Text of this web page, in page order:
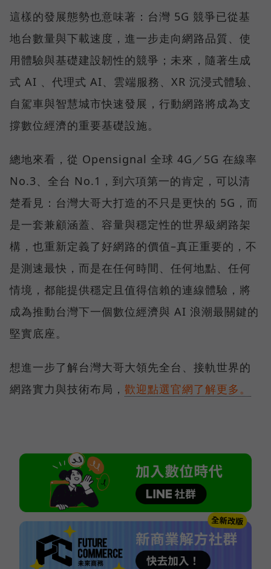
這樣的發展態勢也意味著：台灣 5G 競爭已從基
地台數量與下載速度，進一步走向網路品質、使
用體驗與基礎建設韌性的競爭；未來，隨著生成
式 AI 、代理式 AI、雲端服務、XR 沉浸式體驗、
自駕車與智慧城市快速發展，行動網路將成為支
撐數位經濟的重要基礎設施。
總地來看，從 Opensignal 全球 4G／5G 在線率
No.3、全台 No.1，到六項第一的肯定，可以清
楚看見：台灣大哥大打造的不只是更快的 5G，而
是一套兼顧涵蓋、容量與穩定性的世界級網路架
構，也重新定義了好網路的價值–真正重要的，不
是測速最快，而是在任何時間、任何地點、任何
情境，都能提供穩定且值得信賴的連線體驗，將
成為推動台灣下一個數位經濟與 AI 浪潮最關鍵的
堅實底座。
想進一步了解台灣大哥大領先全台、接軌世界的
網路實力與技術布局， 歡迎點選官網了解更多。